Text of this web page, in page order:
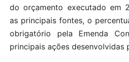
do orçamento executado em
as principais fontes, o
obrigatório pela Emenda
principais ações desenvolvidas